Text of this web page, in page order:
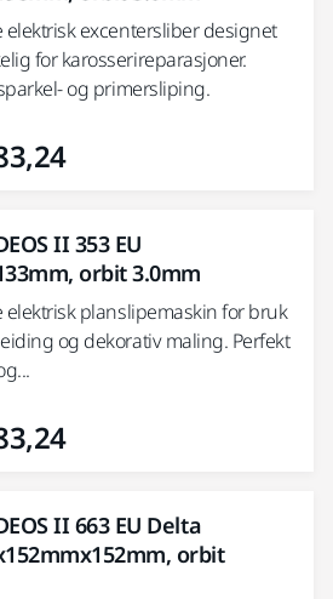
elektrisk excentersliber designet
for karosserireparasjoner.
og primersliping.
II 353 EU
orbit 3.0mm
elektrisk planslipemaskin for bruk
og dekorativ maling. Perfekt
II 663 EU Delta
orbit